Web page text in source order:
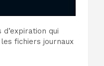
qui
fichiers journaux